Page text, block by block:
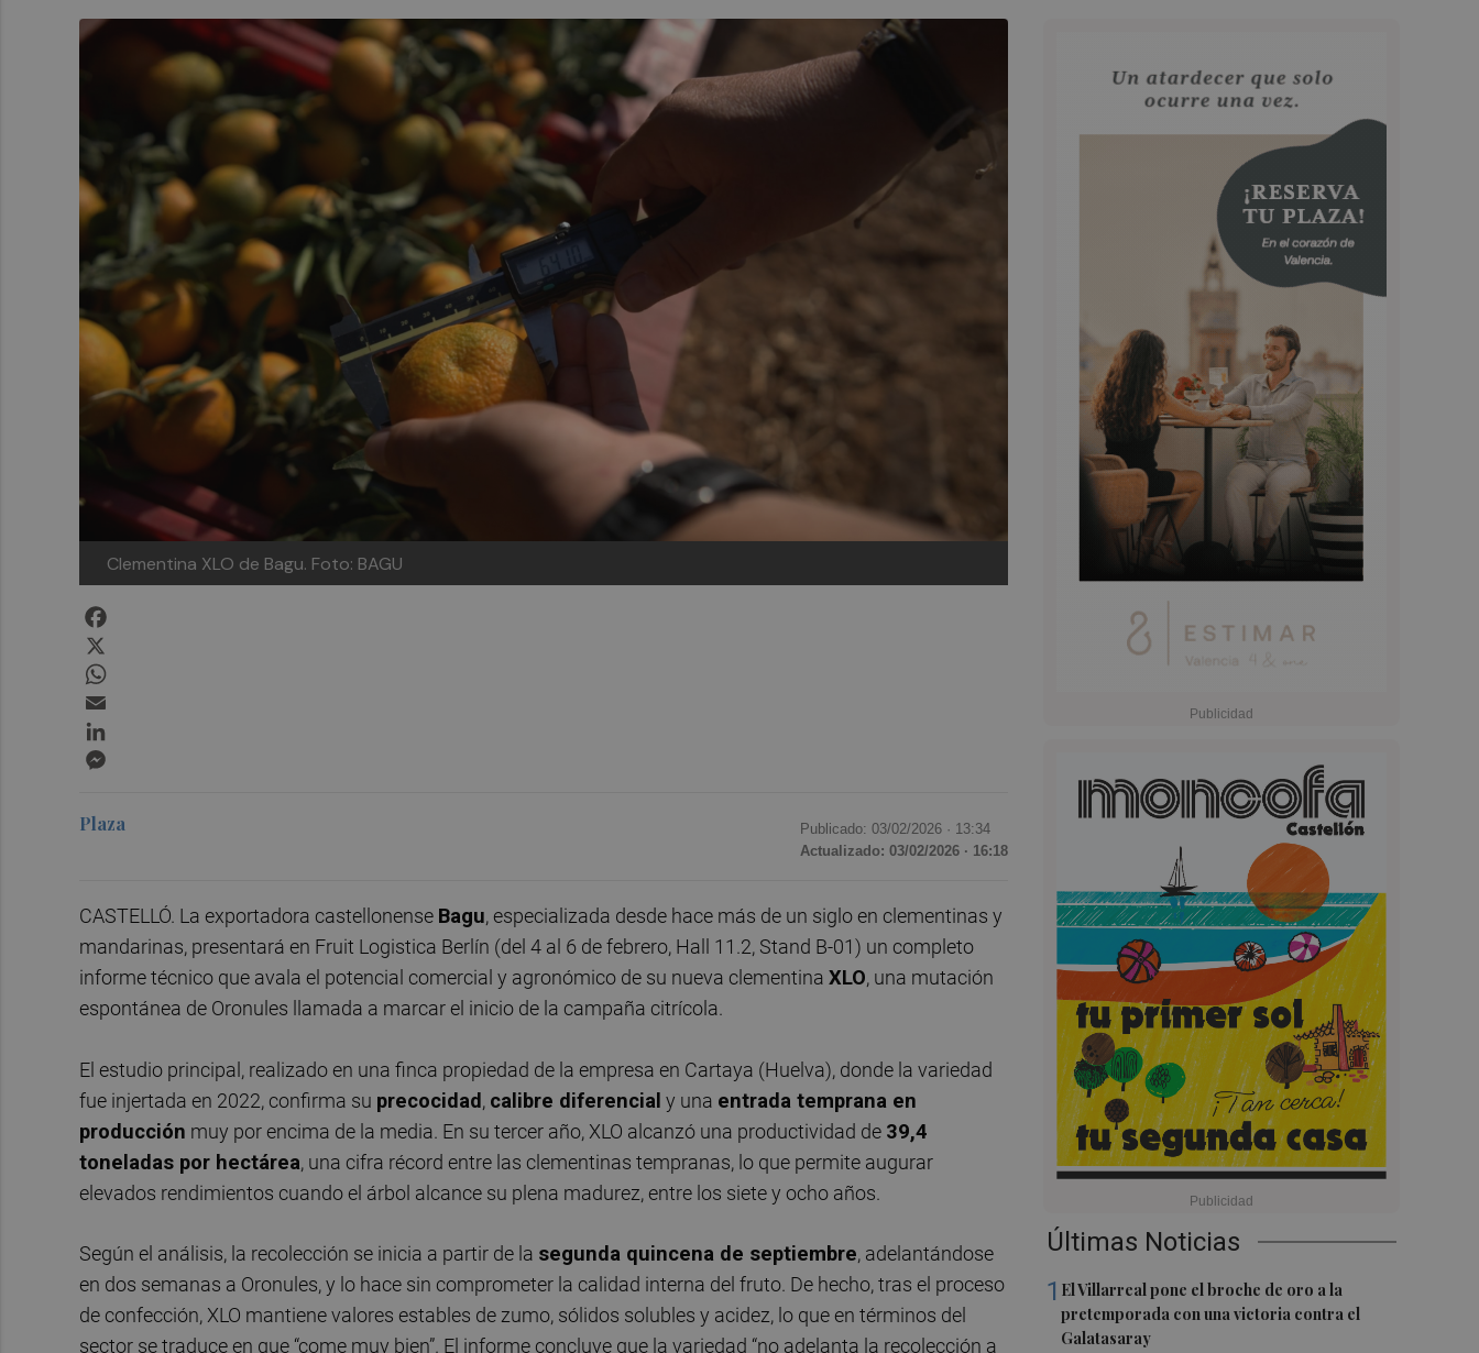
Clementina XLO de Bagu. Foto: BAGU
Últimas Noticias
1 El Villarreal pone el broche de oro a la
pretemporada con una victoria contra el
Galatasaray
Plaza Publicado: 03/02/2026 · 13:34
Actualizado: 03/02/2026 · 16:18
CASTELLÓ. La exportadora castellonense Bagu, especializada desde hace más de un siglo en clementinas y
mandarinas, presentará en Fruit Logistica Berlín (del 4 al 6 de febrero, Hall 11.2, Stand B-01) un completo
informe técnico que avala el potencial comercial y agronómico de su nueva clementina XLO, una mutación
espontánea de Oronules llamada a marcar el inicio de la campaña citrícola.
El estudio principal, realizado en una finca propiedad de la empresa en Cartaya (Huelva), donde la variedad
fue injertada en 2022, confirma su precocidad, calibre diferencial y una entrada temprana en
producción muy por encima de la media. En su tercer año, XLO alcanzó una productividad de 39,4
toneladas por hectárea, una cifra récord entre las clementinas tempranas, lo que permite augurar
elevados rendimientos cuando el árbol alcance su plena madurez, entre los siete y ocho años.
Según el análisis, la recolección se inicia a partir de la segunda quincena de septiembre, adelantándose
en dos semanas a Oronules, y lo hace sin comprometer la calidad interna del fruto. De hecho, tras el proceso
de confección, XLO mantiene valores estables de zumo, sólidos solubles y acidez, lo que en términos del
sector se traduce en que “come muy bien”. El informe concluye que la variedad “no adelanta la recolección a